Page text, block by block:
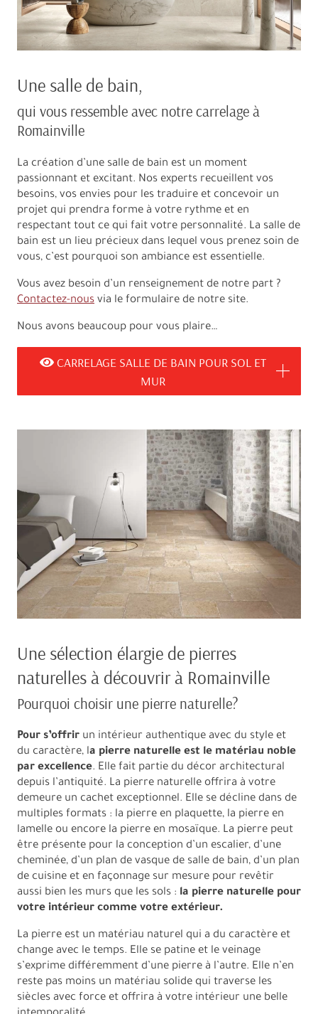
Une salle de bain,
qui vous ressemble avec notre carrelage à
Romainville
La création d’une salle de bain est un moment
passionnant et excitant. Nos experts recueillent vos
besoins, vos envies pour les traduire et concevoir un
projet qui prendra forme à votre rythme et en
respectant tout ce qui fait votre personnalité. La salle de
bain est un lieu précieux dans lequel vous prenez soin de
vous, c’est pourquoi son ambiance est essentielle.
Vous avez besoin d’un renseignement de notre part ?
Contactez-nous via le formulaire de notre site.
Nous avons beaucoup pour vous plaire…
CARRELAGE SALLE DE BAIN POUR SOL ET
MUR
Une sélection élargie de pierres
naturelles à découvrir à Romainville
Pourquoi choisir une pierre naturelle?
Pour s’offrir un intérieur authentique avec du style et
du caractère, la pierre naturelle est le matériau noble
par excellence. Elle fait partie du décor architectural
depuis l’antiquité. La pierre naturelle offrira à votre
demeure un cachet exceptionnel. Elle se décline dans de
multiples formats : la pierre en plaquette, la pierre en
lamelle ou encore la pierre en mosaïque. La pierre peut
être présente pour la conception d’un escalier, d’une
cheminée, d’un plan de vasque de salle de bain, d’un plan
de cuisine et en façonnage sur mesure pour revêtir
aussi bien les murs que les sols : la pierre naturelle pour
votre intérieur comme votre extérieur.
La pierre est un matériau naturel qui a du caractère et
change avec le temps. Elle se patine et le veinage
s’exprime différemment d’une pierre à l’autre. Elle n’en
reste pas moins un matériau solide qui traverse les
siècles avec force et offrira à votre intérieur une belle